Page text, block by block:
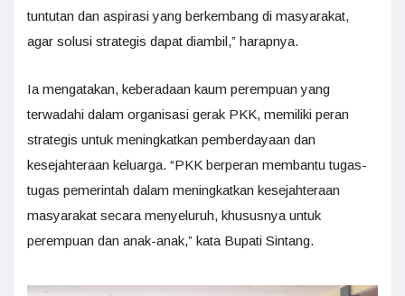
tuntutan dan aspirasi yang berkembang di masyarakat,
agar solusi strategis dapat diambil,” harapnya.
Ia mengatakan, keberadaan kaum perempuan yang
terwadahi dalam organisasi gerak PKK, memiliki peran
strategis untuk meningkatkan pemberdayaan dan
kesejahteraan keluarga. “PKK berperan membantu tugas-
tugas pemerintah dalam meningkatkan kesejahteraan
masyarakat secara menyeluruh, khususnya untuk
perempuan dan anak-anak,” kata Bupati Sintang.